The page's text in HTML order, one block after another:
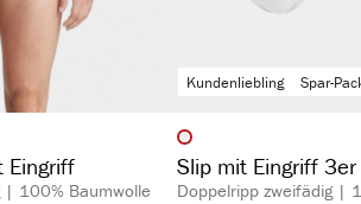
Eingriff
| 100% Baumwolle
Kundenliebling Spar-
Artikelfarbe
Slip mit Eingriff
Doppelripp zweifädig |